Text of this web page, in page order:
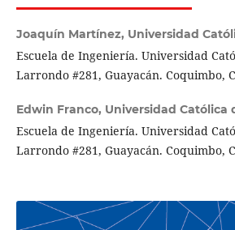
Joaquín Martínez, Universidad
Escuela de Ingeniería. Universidad
Larrondo #281, Guayacán. Coquimbo,
Edwin Franco, Universidad Católica
Escuela de Ingeniería. Universidad
Larrondo #281, Guayacán. Coquimbo,